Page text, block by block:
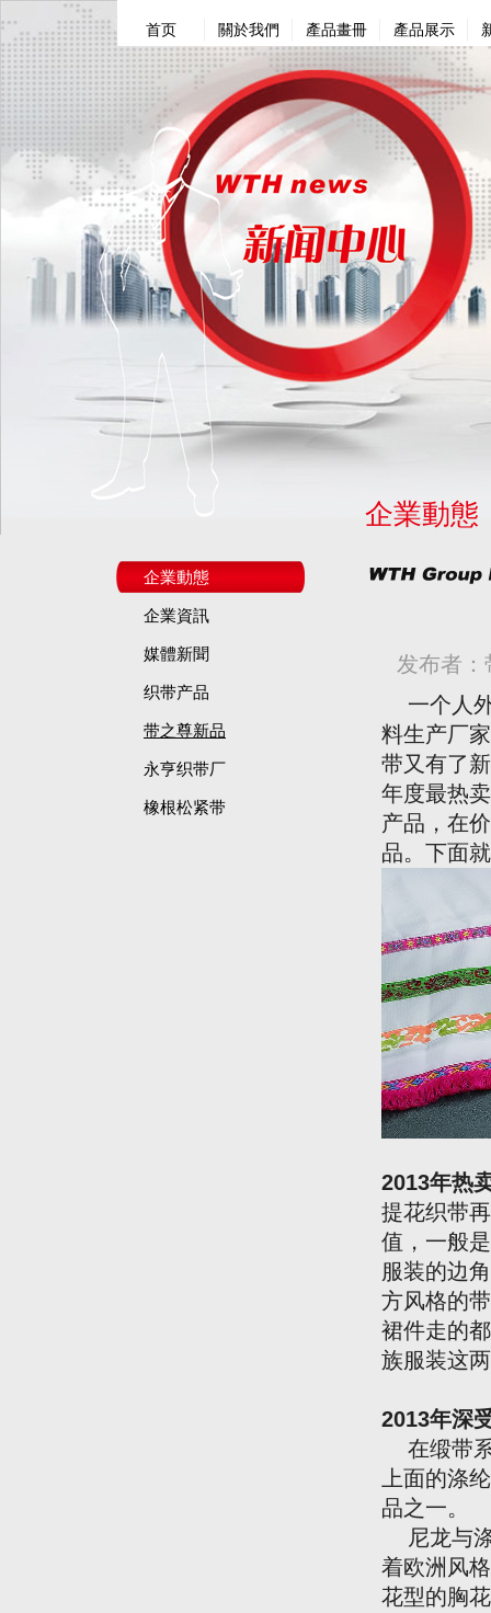
首页 關於我們 產品畫冊 產品展示
企業動態
企業動態
企業資訊
媒體新聞
织带产品
带之尊新品
永亨织带厂
橡根松紧带
发布者
一个人外
料生产厂
带又有了
年度最热卖
产品，在
品。下面
2013年热
提花织带
值，一般
服装的边
方风格的
裙件走的
族服装这
2013年深
在缎带系
上面的涤
品之一。
尼龙与涤
着欧洲风
花型的胸